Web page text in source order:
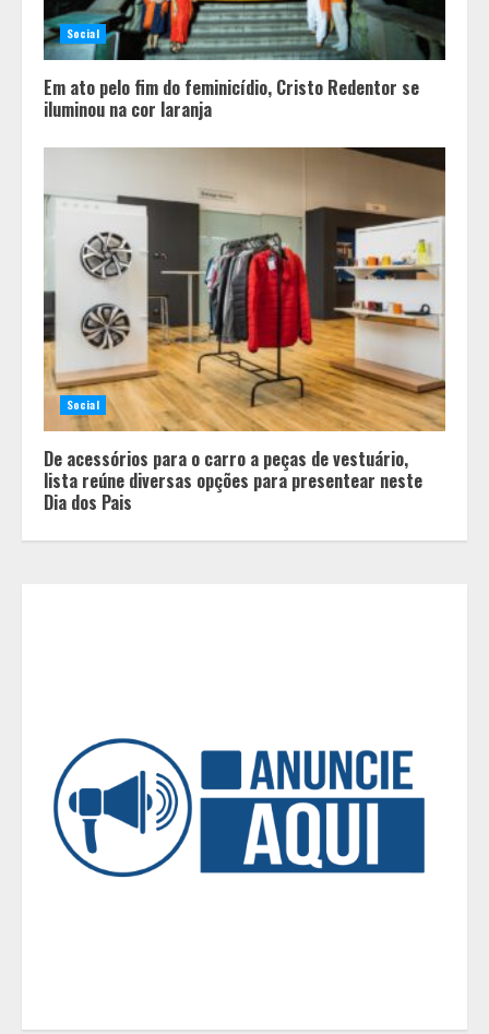
Social
Em ato pelo fim do feminicídio, Cristo Redentor se
iluminou na cor laranja
Social
De acessórios para o carro a peças de vestuário,
lista reúne diversas opções para presentear neste
Dia dos Pais
2
O Bloomsday hoje: 18 horas na vida
de Dublin sob vigilância
Parque do Palácio tem
programação de família no Dia dos
Pais
5
Gerais registra alta e chega à
segunda maior taxa de 2026